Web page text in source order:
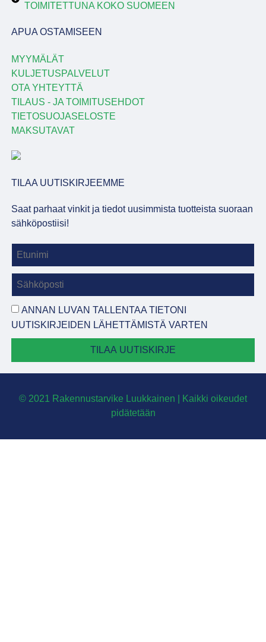
TOIMITETTUNA KOKO SUOMEEN
APUA OSTAMISEEN
MYYMÄLÄT
KULJETUSPALVELUT
OTA YHTEYTTÄ
TILAUS - JA TOIMITUSEHDOT
TIETOSUOJASELOSTE
MAKSUTAVAT
TILAA UUTISKIRJEEMME
Saat parhaat vinkit ja tiedot uusimmista tuotteista suoraan
sähköpostiisi!
ANNAN LUVAN TALLENTAA TIETONI
UUTISKIRJEIDEN LÄHETTÄMISTÄ VARTEN
TILAA UUTISKIRJE
© 2021 Rakennustarvike Luukkainen | Kaikki oikeudet
pidätetään